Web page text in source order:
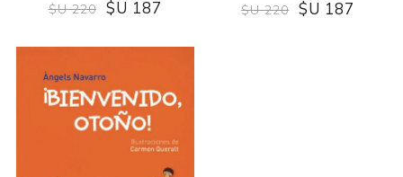
$U 220 $U 187
$U 220 $U 187